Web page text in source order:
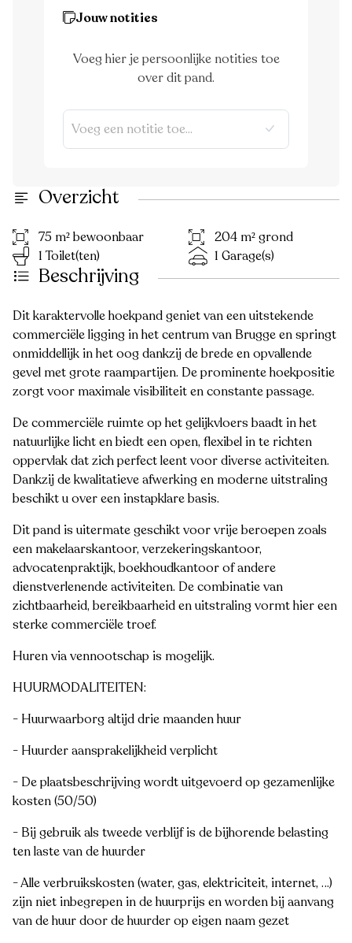
Jouw notities
Voeg hier je persoonlijke notities toe
over dit pand.
Overzicht
75 m² bewoonbaar
204 m² grond
1 Toilet(ten)
1 Garage(s)
Beschrijving
Dit karaktervolle hoekpand geniet van een uitstekende
commerciële ligging in het centrum van Brugge en springt
onmiddellijk in het oog dankzij de brede en opvallende
gevel met grote raampartijen. De prominente hoekpositie
zorgt voor maximale visibiliteit en constante passage.
De commerciële ruimte op het gelijkvloers baadt in het
natuurlijke licht en biedt een open, flexibel in te richten
oppervlak dat zich perfect leent voor diverse activiteiten.
Dankzij de kwalitatieve afwerking en moderne uitstraling
beschikt u over een instapklare basis.
Dit pand is uitermate geschikt voor vrije beroepen zoals
een makelaarskantoor, verzekeringskantoor,
advocatenpraktijk, boekhoudkantoor of andere
dienstverlenende activiteiten. De combinatie van
zichtbaarheid, bereikbaarheid en uitstraling vormt hier een
sterke commerciële troef.
Huren via vennootschap is mogelijk.
HUURMODALITEITEN:
- Huurwaarborg altijd drie maanden huur
- Huurder aansprakelijkheid verplicht
- De plaatsbeschrijving wordt uitgevoerd op gezamenlijke
kosten (50/50)
- Bij gebruik als tweede verblijf is de bijhorende belasting
ten laste van de huurder
- Alle verbruikskosten (water, gas, elektriciteit, internet, …)
zijn niet inbegrepen in de huurprijs en worden bij aanvang
van de huur door de huurder op eigen naam gezet